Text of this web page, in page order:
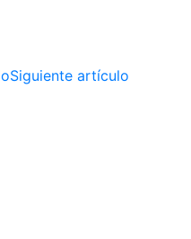
Siguiente artículo